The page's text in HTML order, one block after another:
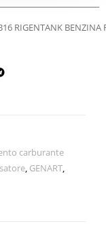
RIGENTANK BENZINA
carburante
, GENART,